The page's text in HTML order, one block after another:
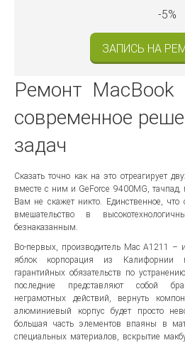
-5%
ЗАПИСЬ НА
Ремонт
современное
задач
Сказать точно как на это отреагирует
вместе с ним и GeForce 9400MG, тачпад,
Вам не скажет никто. Единственное, что
вмешательство в
безнаказанным.
Во-первых, производитель Mac A1211 –
яблок корпорация из Калифорнии
гарантийных обязательств по
последние представляют собой
неграмотных действий, вернуть
алюминиевый корпус будет просто
большая часть элементов впаяны в
специальных материалов, вскрытие